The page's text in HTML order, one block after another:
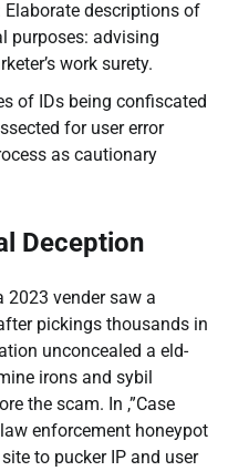
descriptions of
purposes: advising
work surety.
of IDs being confiscated
for user error
as cautionary
Deception
2023 vender saw a
pickings thousands in
unconcealed a eld-
irons and sybil
the scam. In ,”Case
enforcement honeypot
site to pucker IP and user